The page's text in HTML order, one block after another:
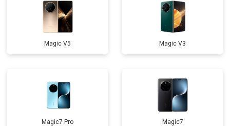
Magic V5 Magic V3
Magic7 Pro Magic7